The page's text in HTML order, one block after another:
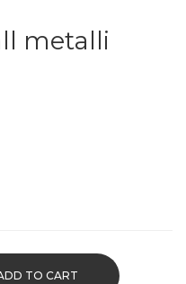
metalli
TO CART